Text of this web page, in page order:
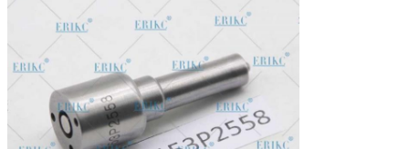
Prazo de entrega:
Dentro de 1-2 dias após o pagamento, você pode receber
as mercadorias dentro de 6-12 dias.
Rota de envio:
DHL, FedEx, UPS, TNT, EMS, ARAMEX, por via aérea.
pagamento:
T/T, Western Union, MG, PayPal, Ect.
Mercado de
exportação atual:
América do Sul/Norte, Europa, Médio Oriente, África, Ásia,
Austrália.